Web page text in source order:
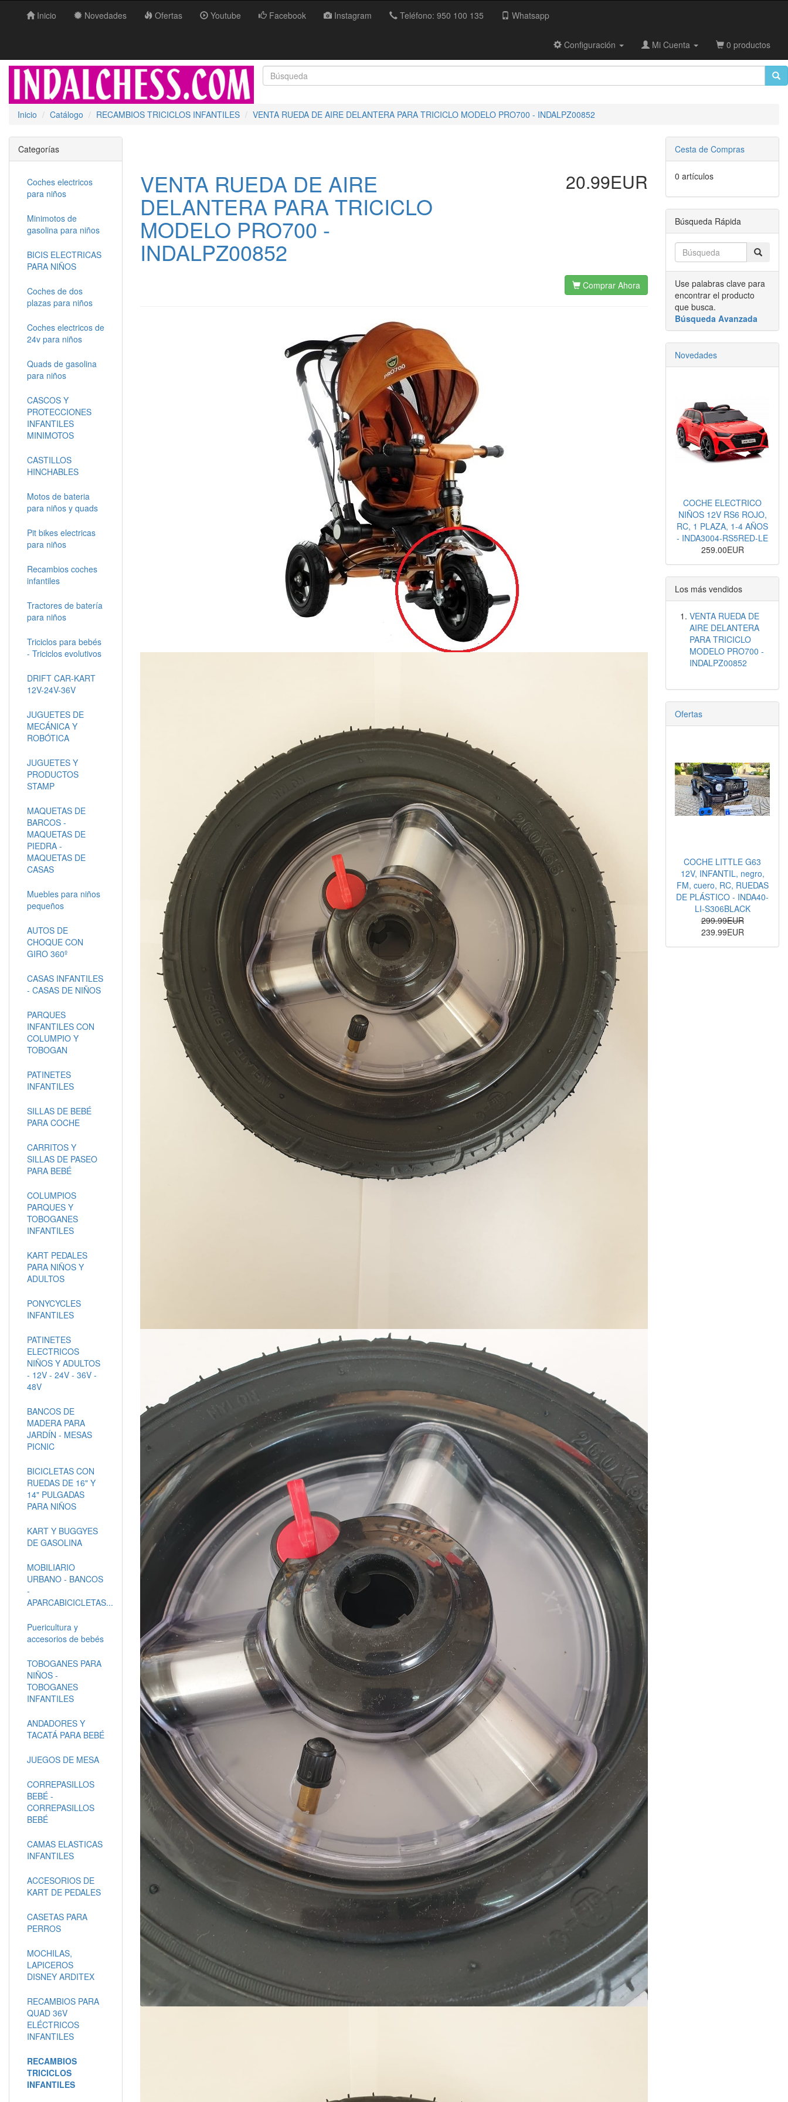
Inicio Novedades Ofertas Youtube Facebook Instagram Teléfono: 950 100 135 Whatsapp
Configuración Mi Cuenta 0 productos
Inicio Catálogo RECAMBIOS TRICICLOS INFANTILES VENTA RUEDA DE AIRE DELANTERA PARA TRICICLO MODELO PRO700 - INDALPZ00852
VENTA RUEDA DE AIRE
DELANTERA PARA TRICICLO
MODELO PRO700 -
INDALPZ00852
20.99EUR
Comprar Ahora
Categorías
Coches electricos
para niños
Minimotos de
gasolina para niños
BICIS ELECTRICAS
PARA NIÑOS
Coches de dos
plazas para niños
Coches electricos de
24v para niños
Quads de gasolina
para niños
CASCOS Y
PROTECCIONES
INFANTILES
MINIMOTOS
CASTILLOS
HINCHABLES
Motos de bateria
para niños y quads
Pit bikes electricas
para niños
Recambios coches
infantiles
Tractores de batería
para niños
Triciclos para bebés
- Triciclos evolutivos
DRIFT CAR-KART
12V-24V-36V
JUGUETES DE
MECÁNICA Y
ROBÓTICA
JUGUETES Y
PRODUCTOS
STAMP
MAQUETAS DE
BARCOS -
MAQUETAS DE
PIEDRA -
MAQUETAS DE
CASAS
Muebles para niños
pequeños
AUTOS DE
CHOQUE CON
GIRO 360º
CASAS INFANTILES
- CASAS DE NIÑOS
PARQUES
INFANTILES CON
COLUMPIO Y
TOBOGAN
PATINETES
INFANTILES
SILLAS DE BEBÉ
PARA COCHE
CARRITOS Y
SILLAS DE PASEO
PARA BEBÉ
COLUMPIOS
PARQUES Y
TOBOGANES
INFANTILES
KART PEDALES
PARA NIÑOS Y
ADULTOS
PONYCYCLES
INFANTILES
PATINETES
ELECTRICOS
NIÑOS Y ADULTOS
- 12V - 24V - 36V -
48V
BANCOS DE
MADERA PARA
JARDÍN - MESAS
PICNIC
BICICLETAS CON
RUEDAS DE 16" Y
14" PULGADAS
PARA NIÑOS
KART Y BUGGYES
DE GASOLINA
MOBILIARIO
URBANO - BANCOS
-
APARCABICICLETAS...
Puericultura y
accesorios de bebés
TOBOGANES PARA
NIÑOS -
TOBOGANES
INFANTILES
ANDADORES Y
TACATÁ PARA BEBÉ
JUEGOS DE MESA
CORREPASILLOS
BEBÉ -
CORREPASILLOS
BEBÉ
CAMAS ELASTICAS
INFANTILES
ACCESORIOS DE
KART DE PEDALES
CASETAS PARA
PERROS
MOCHILAS,
LAPICEROS
DISNEY ARDITEX
RECAMBIOS PARA
QUAD 36V
ELÉCTRICOS
INFANTILES
RECAMBIOS
TRICICLOS
INFANTILES
Cesta de Compras
0 artículos
Búsqueda Rápida
Use palabras clave para
encontrar el producto
que busca.
Búsqueda Avanzada
Novedades
COCHE ELECTRICO
NIÑOS 12V RS6 ROJO,
RC, 1 PLAZA, 1-4 AÑOS
- INDA3004-RS5RED-LE
259.00EUR
Los más vendidos
VENTA RUEDA DE
AIRE DELANTERA
PARA TRICICLO
MODELO PRO700 -
INDALPZ00852
Ofertas
COCHE LITTLE G63
12V, INFANTIL, negro,
FM, cuero, RC, RUEDAS
DE PLÁSTICO - INDA40-
LI-S306BLACK
299.99EUR
239.99EUR